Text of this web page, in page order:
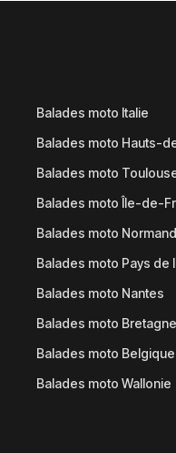
Balades moto Italie
Balades moto Hauts-
Balades moto
Balades moto Île-de-
Balades moto
Balades moto Pays de
Balades moto Nantes
Balades moto Bretagne
Balades moto Belgique
Balades moto Wallonie